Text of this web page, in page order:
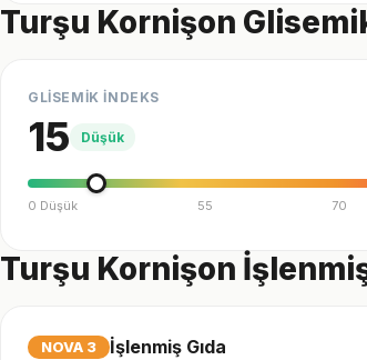
Turşu Kornişon
GLİSEMİK İNDEKS
15 Düşük
0 Düşük 55 70
Turşu Kornişon
NOVA 3 İşlenmiş Gıda